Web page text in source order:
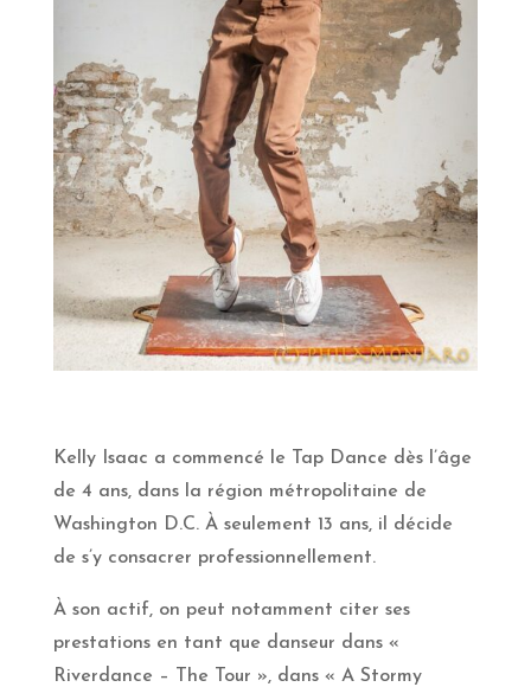
Kelly Isaac a commencé le Tap Dance dès l’âge
de 4 ans, dans la région métropolitaine de
Washington D.C. À seulement 13 ans, il décide
de s’y consacrer professionnellement.
À son actif, on peut notamment citer ses
prestations en tant que danseur dans «
Riverdance – The Tour », dans « A Stormy